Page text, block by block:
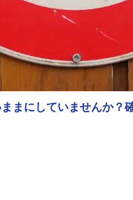
まにしていませんか？